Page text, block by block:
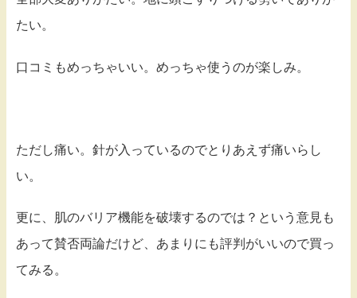
たい。
口コミもめっちゃいい。めっちゃ使うのが楽しみ。
ただし痛い。針が入っているのでとりあえず痛いらし
い。
更に、肌のバリア機能を破壊するのでは？という意見も
あって賛否両論だけど、あまりにも評判がいいので買っ
てみる。